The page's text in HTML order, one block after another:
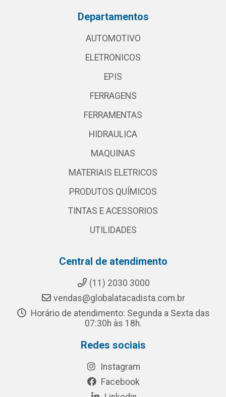
Departamentos
AUTOMOTIVO
ELETRONICOS
EPIS
FERRAGENS
FERRAMENTAS
HIDRAULICA
MAQUINAS
MATERIAIS ELETRICOS
PRODUTOS QUÍMICOS
TINTAS E ACESSORIOS
UTILIDADES
Central de atendimento
(11) 2030 3000
vendas@globalatacadista.com.br
Horário de atendimento: Segunda a Sexta das
07:30h às 18h.
Redes sociais
Instagram
Facebook